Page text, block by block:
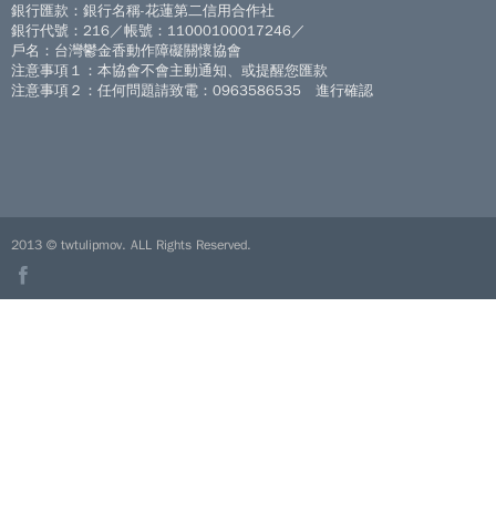
銀行匯款：銀行名稱-花蓮第二信用合作社
銀行代號：216／帳號：11000100017246／
戶名：台灣鬱金香動作障礙關懷協會
注意事項１：本協會不會主動通知、或提醒您匯款
注意事項２：任何問題請致電：0963586535 進行確認
2013 © twtulipmov. ALL Rights Reserved.